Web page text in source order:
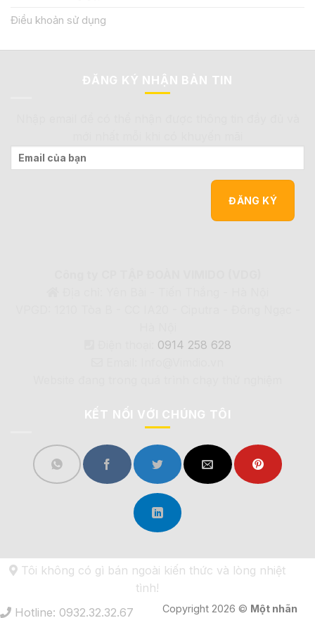
Điều khoản sử dụng
ĐĂNG KÝ NHẬN BẢN TIN
0914 258 628
KẾT NỐI VỚI CHÚNG TÔI
Tôi không có gì bán ngoài kiến thức và lòng nhiệt
tình!
Hotline: 0932.32.32.67
Copyright 2026 © Một nhãn